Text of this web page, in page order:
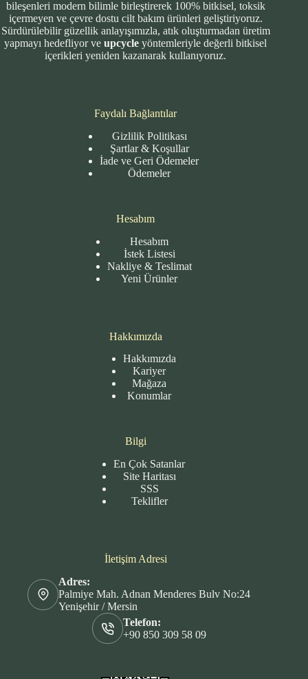
bileşenleri modern bilimle birleştirerek 100% bitkisel, toksik
içermeyen ve çevre dostu cilt bakım ürünleri geliştiriyoruz.
Sürdürülebilir güzellik anlayışımızla, atık oluşturmadan üretim
yapmayı hedefliyor veupcycle yöntemleriyle değerli bitkisel
içerikleri yeniden kazanarak kullanıyoruz.
Faydalı Bağlantılar
Gizlilik Politikası
Şartlar & Koşullar
İade ve Geri Ödemeler
Ödemeler
Hesabım
Hesabım
İstek Listesi
Nakliye & Teslimat
Yeni Ürünler
Hakkımızda
Hakkımızda
Kariyer
Mağaza
Konumlar
Bilgi
En Çok Satanlar
Site Haritası
SSS
Teklifler
İletişim Adresi
Adres:
Palmiye Mah. Adnan Menderes Bulv No:24
Yenişehir / Mersin
Telefon:
+90 850 309 58 09